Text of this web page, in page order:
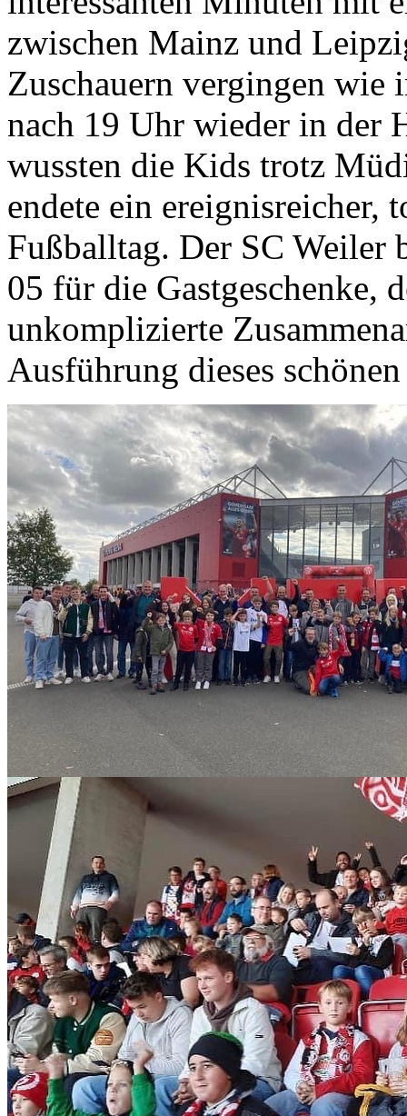
zwischen Mainz und
Zuschauern vergingen wie
nach 19 Uhr wieder in der
wussten die Kids trotz
endete ein ereignisreicher,
Fußballtag. Der SC Weiler
05 für die Gastgeschenke,
unkomplizierte
Ausführung dieses